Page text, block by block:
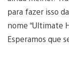
para fazer isso
nome “Ultimate
Esperamos que